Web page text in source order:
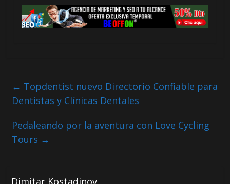
← Topdentist nuevo Directorio Confiable para
Dentistas y Clínicas Dentales
Pedaleando por la aventura con Love Cycling
Tours →